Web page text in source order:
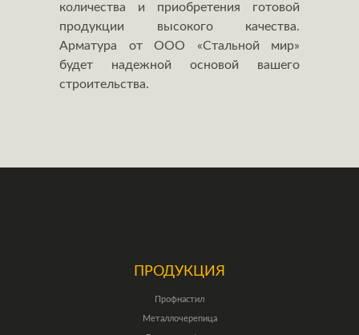
количества и приобретения готовой
продукции высокого качества.
Арматура от ООО «Стальной мир»
будет надежной основой вашего
строительства.
ПРОДУКЦИЯ
Профнастил
Металлочерепица